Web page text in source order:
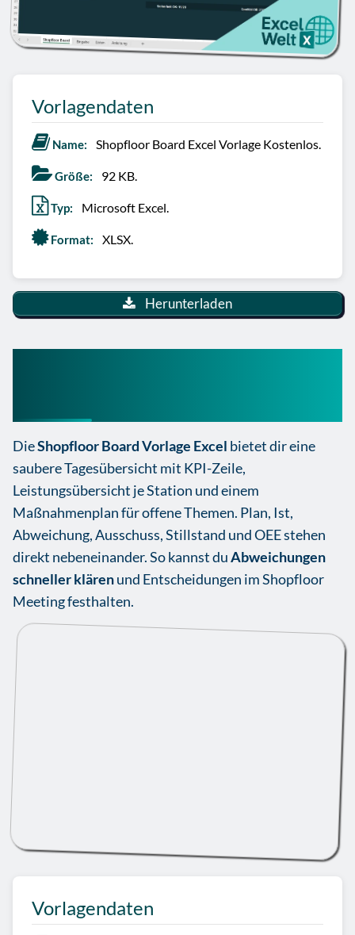
Vorlagendaten
Name: Shopfloor Board Excel Vorlage Kostenlos.
Größe: 92 KB.
Typ: Microsoft Excel.
Format: XLSX.
Herunterladen
DieShopfloor Board Vorlage Excel bietet dir eine
saubere Tagesübersicht mit KPI-Zeile,
Leistungsübersicht je Station und einem
Maßnahmenplan für offene Themen. Plan, Ist,
Abweichung, Ausschuss, Stillstand und OEE stehen
direkt nebeneinander. So kannst duAbweichungen
schneller klärenund Entscheidungen im Shopfloor
Meeting festhalten.
Vorlagendaten